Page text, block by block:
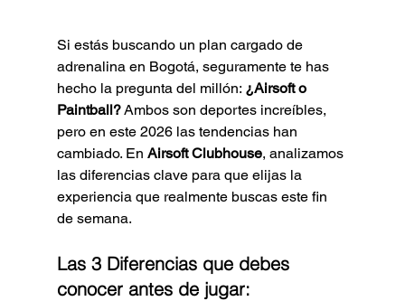
Si estás buscando un plan cargado de
adrenalina en Bogotá, seguramente te has
hecho la pregunta del millón: ¿Airsoft o
Paintball? Ambos son deportes increíbles,
pero en este 2026 las tendencias han
cambiado. En Airsoft Clubhouse, analizamos
las diferencias clave para que elijas la
experiencia que realmente buscas este fin
de semana.
Las 3 Diferencias que debes
conocer antes de jugar: